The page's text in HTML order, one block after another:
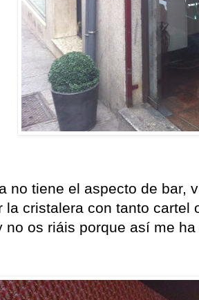
no tiene el aspecto de bar,
la cristalera con tanto cartel
no os riáis porque así me